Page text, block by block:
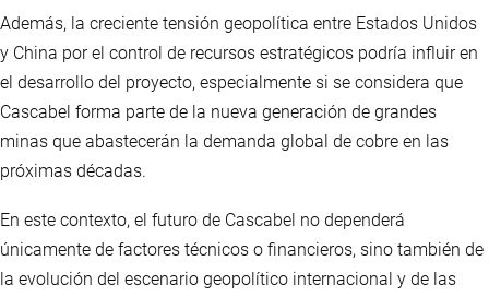
Además, la creciente tensión geopolítica entre Estados Unidos
y China por el control de recursos estratégicos podría influir en
el desarrollo del proyecto, especialmente si se considera que
Cascabel forma parte de la nueva generación de grandes
minas que abastecerán la demanda global de cobre en las
próximas décadas.
En este contexto, el futuro de Cascabel no dependerá
únicamente de factores técnicos o financieros, sino también de
la evolución del escenario geopolítico internacional y de las